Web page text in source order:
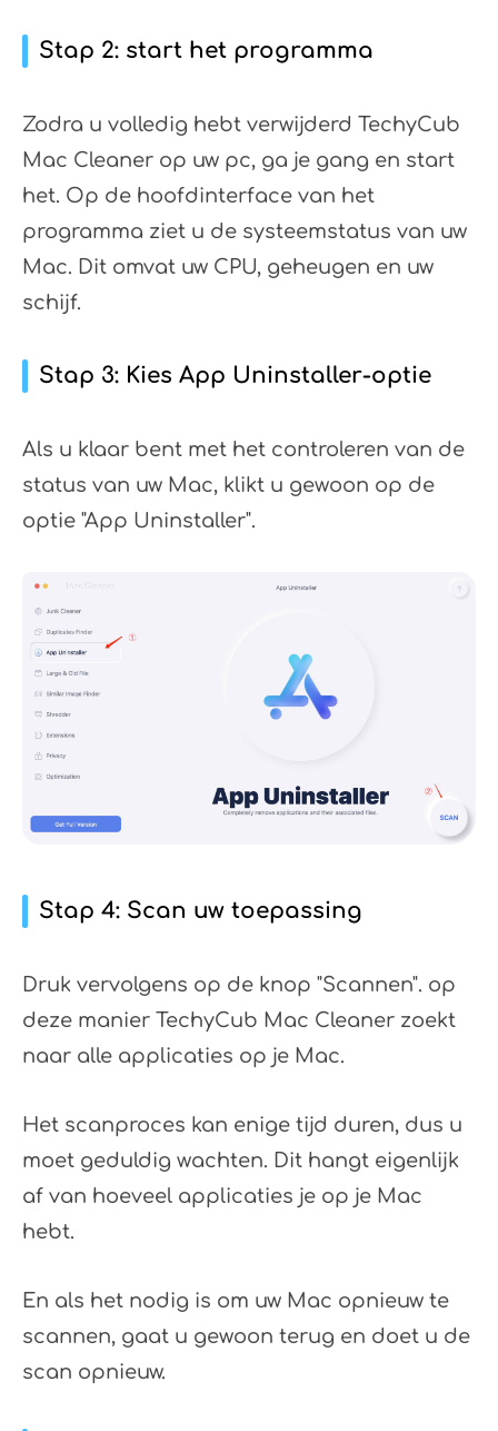
Stap 2: start het programma
Zodra u volledig hebt verwijderd TechyCub
Mac Cleaner op uw pc, ga je gang en start
het. Op de hoofdinterface van het
programma ziet u de systeemstatus van uw
Mac. Dit omvat uw CPU, geheugen en uw
schijf.
Stap 3: Kies App Uninstaller-optie
Als u klaar bent met het controleren van de
status van uw Mac, klikt u gewoon op de
optie "App Uninstaller".
Stap 4: Scan uw toepassing
Druk vervolgens op de knop "Scannen". op
deze manier TechyCub Mac Cleaner zoekt
naar alle applicaties op je Mac.
Het scanproces kan enige tijd duren, dus u
moet geduldig wachten. Dit hangt eigenlijk
af van hoeveel applicaties je op je Mac
hebt.
En als het nodig is om uw Mac opnieuw te
scannen, gaat u gewoon terug en doet u de
scan opnieuw.